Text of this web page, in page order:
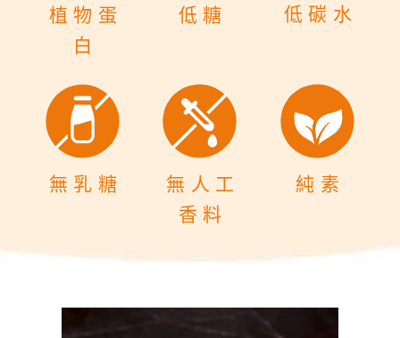
植物蛋
白
低糖 低碳水
無乳糖
無人工
香料
純素